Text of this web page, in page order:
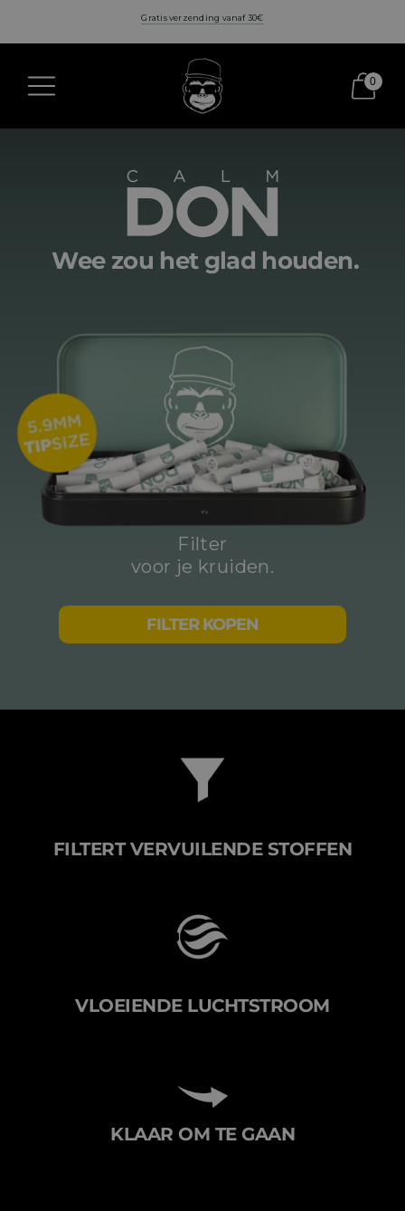
Gratis verzending vanaf 30€
0
Wee zou het glad houden.
Filter
voor je kruiden.
FILTER KOPEN
FILTERT VERVUILENDE STOFFEN
VLOEIENDE LUCHTSTROOM
KLAAR OM TE GAAN